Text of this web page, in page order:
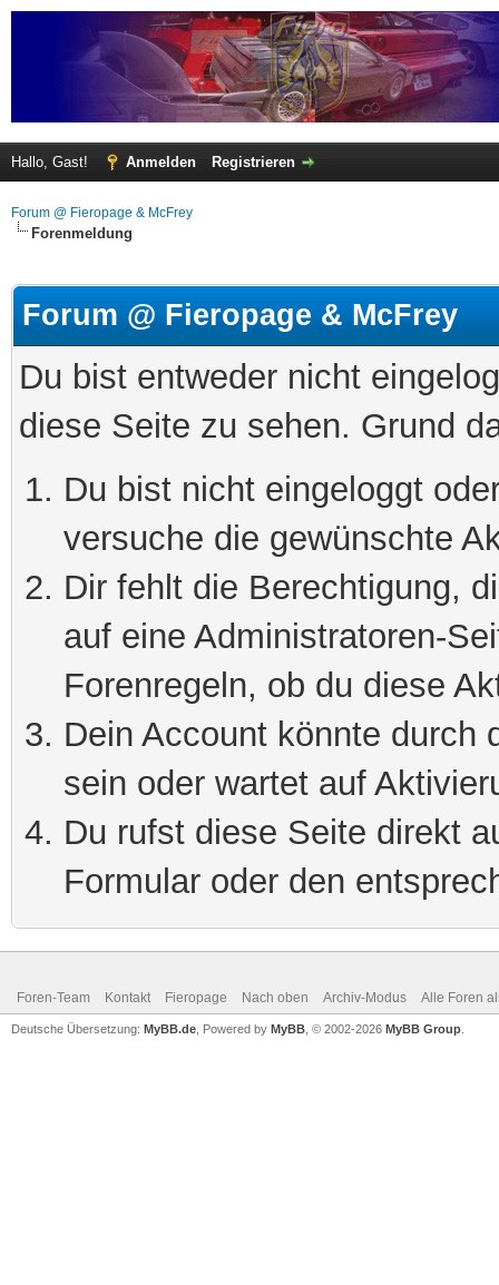
Hallo, Gast! Anmelden Registrieren
Forum @ Fieropage & McFrey
Forenmeldung
Forum @ Fieropage & McFrey
Du bist entweder nicht
diese Seite zu sehen. Grund
Du bist nicht eingeloggt
versuche die gewünschte
Dir fehlt die Berechtigung,
auf eine Administratoren-
Forenregeln, ob du diese
Dein Account könnte durch
sein oder wartet auf
Du rufst diese Seite direkt
Formular oder den
Foren-Team Kontakt Fieropage Nach oben Archiv-Modus Alle Foren
Deutsche Übersetzung: MyBB.de , Powered by MyBB , © 2002-2026 MyBB Group